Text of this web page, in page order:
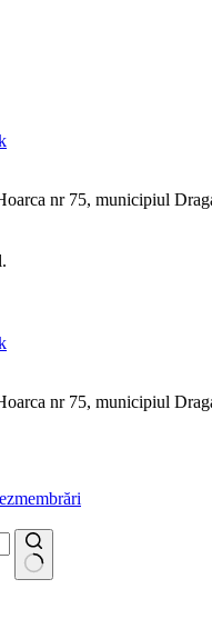
nr 75, municipiul
nr 75, municipiul